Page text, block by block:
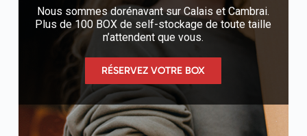
Nous sommes dorénavant sur Calais et Cambrai.
Plus de 100 BOX de self-stockage de toute taille
n’attendent que vous.
RÉSERVEZ VOTRE BOX